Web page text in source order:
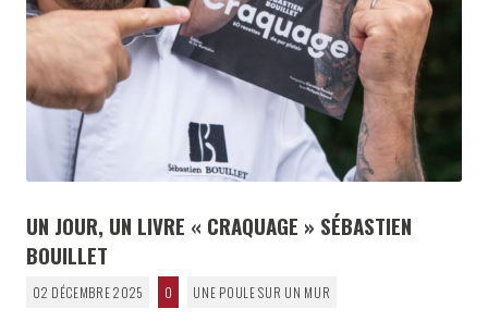
UN JOUR, UN LIVRE « CRAQUAGE » SÉBASTIEN
BOUILLET
02 DÉCEMBRE 2025 0 UNE POULE SUR UN MUR